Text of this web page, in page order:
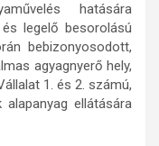
hatására
legelő besorolású
bebizonyosodott,
agyagnyerő hely,
1. és 2. számú,
ellátására